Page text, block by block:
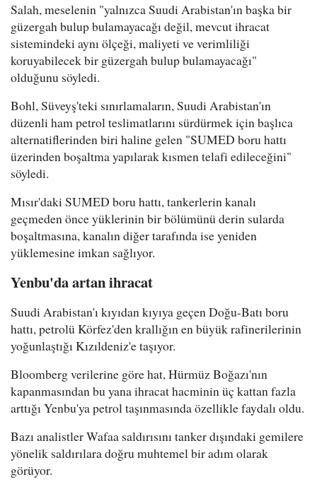
Salah, meselenin "yalnızca Suudi Arabistan'ın başka bir
güzergah bulup bulamayacağı değil, mevcut ihracat
sistemindeki aynı ölçeği, maliyeti ve verimliliği
koruyabilecek bir güzergah bulup bulamayacağı"
olduğunu söyledi.
Bohl, Süveyş'teki sınırlamaların, Suudi Arabistan'ın
düzenli ham petrol teslimatlarını sürdürmek için başlıca
alternatiflerinden biri haline gelen "SUMED boru hattı
üzerinden boşaltma yapılarak kısmen telafi edileceğini"
söyledi.
Mısır'daki SUMED boru hattı, tankerlerin kanalı
geçmeden önce yüklerinin bir bölümünü derin sularda
boşaltmasına, kanalın diğer tarafında ise yeniden
yüklemesine imkan sağlıyor.
Yenbu'da artan ihracat
Suudi Arabistan'ı kıyıdan kıyıya geçen Doğu-Batı boru
hattı, petrolü Körfez'den krallığın en büyük rafinerilerinin
yoğunlaştığı Kızıldeniz'e taşıyor.
Bloomberg verilerine göre hat, Hürmüz Boğazı'nın
kapanmasından bu yana ihracat hacminin üç kattan fazla
arttığı Yenbu'ya petrol taşınmasında özellikle faydalı oldu.
Bazı analistler Wafaa saldırısını tanker dışındaki gemilere
yönelik saldırılara doğru muhtemel bir adım olarak
görüyor.